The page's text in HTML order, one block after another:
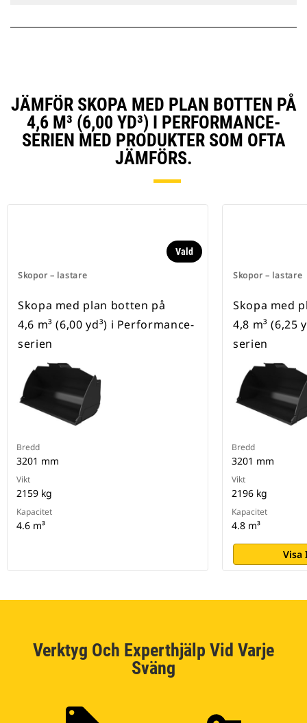
JÄMFÖR SKOPA MED PLAN BOTTEN PÅ
4,6 M³ (6,00 YD³) I PERFORMANCE-
SERIEN MED PRODUKTER SOM OFTA
JÄMFÖRS.
Skopor – lastare
Vald
Skopa med plan botten på
4,6 m³ (6,00 yd³) i Performance-
serien
Bredd
3201 mm
Vikt
2159 kg
Kapacitet
4.6 m³
Skopor – lastare
Skopa med
4,8 m³ (6,25
serien
Bredd
3201 mm
Vikt
2196 kg
Kapacitet
4.8 m³
Visa
Verktyg Och Experthjälp Vid Varje
Sväng